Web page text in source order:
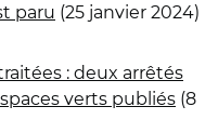
paru (25 janvier 2024)
: deux arrêtés
verts publiés (8